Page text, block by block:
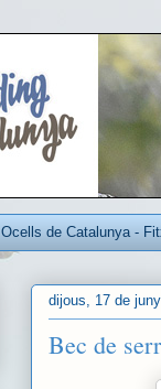
Ocells de Catalunya -
dijous, 17 de
Bec de